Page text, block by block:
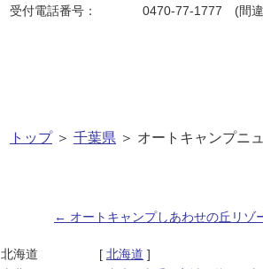
受付電話番号：
0470-77-1777 (間違
トップ＞ 千葉県 ＞ オートキャンプニ
投稿ナビゲーション
← オートキャンプしあわせの丘リゾ
北海道 [ 北海道 ]